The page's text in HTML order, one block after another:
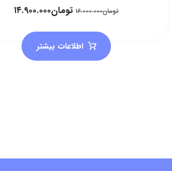
تومان۱۶.۰۰۰.۰۰۰ تومان۱۴.۹۰۰.۰۰۰
اطلاعات بیشتر